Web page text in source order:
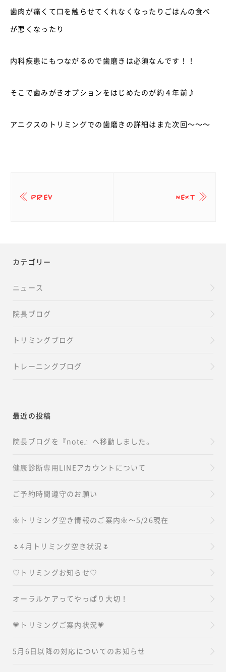
歯肉が痛くて口を触らせてくれなくなったりごはんの食べ
が悪くなったり
内科疾患にもつながるので歯磨きは必須なんです！！
そこで歯みがきオプションをはじめたのが約４年前♪
アニクスのトリミングでの歯磨きの詳細はまた次回～～～
PREV NEXT
カテゴリー
ニュース
院長ブログ
トリミングブログ
トレーニングブログ
最近の投稿
院長ブログを『note』へ移動しました。
健康診断専用LINEアカウントについて
ご予約時間遵守のお願い
🌼トリミング空き情報のご案内🌼～5/26現在
🌷4月トリミング空き状況🌷
♡トリミングお知らせ♡
オーラルケアってやっぱり大切！
💗トリミングご案内状況💗
5月6日以降の対応についてのお知らせ